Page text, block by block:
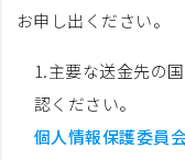
お申し出ください。
1.主要な送金先の
認ください。
個人情報保護委員